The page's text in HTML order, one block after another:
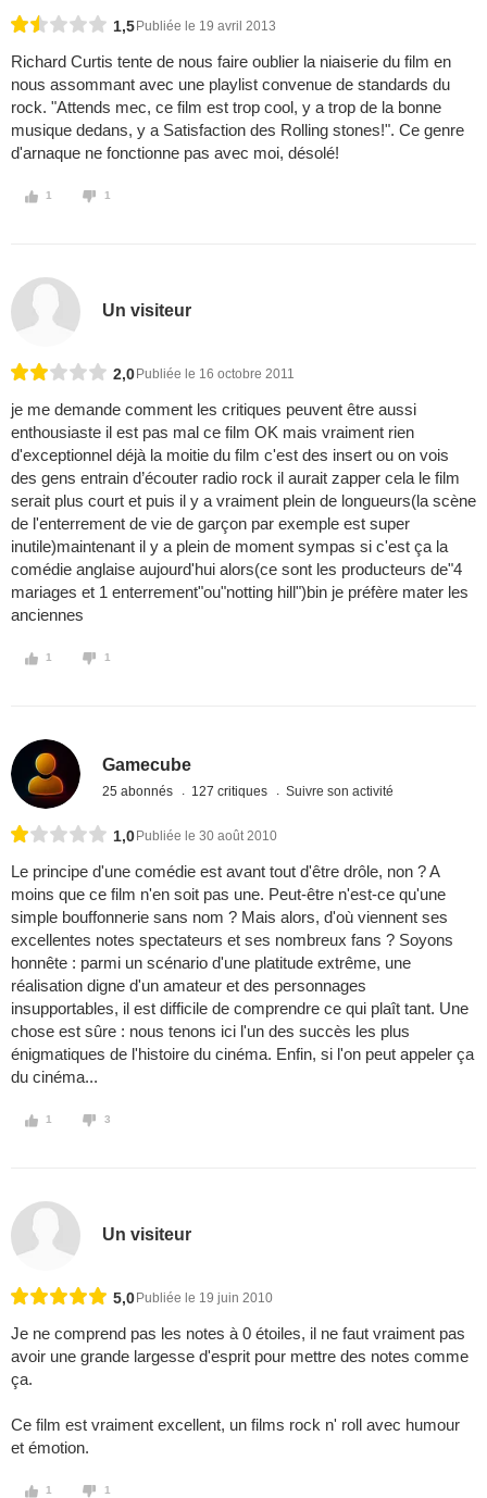
1,5 Publiée le 19 avril 2013
Richard Curtis tente de nous faire oublier la niaiserie du film en
nous assommant avec une playlist convenue de standards du
rock. "Attends mec, ce film est trop cool, y a trop de la bonne
musique dedans, y a Satisfaction des Rolling stones!". Ce genre
d'arnaque ne fonctionne pas avec moi, désolé!
1 1
Un visiteur
2,0 Publiée le 16 octobre 2011
je me demande comment les critiques peuvent être aussi
enthousiaste il est pas mal ce film OK mais vraiment rien
d'exceptionnel déjà la moitie du film c'est des insert ou on vois
des gens entrain d’écouter radio rock il aurait zapper cela le film
serait plus court et puis il y a vraiment plein de longueurs(la scène
de l'enterrement de vie de garçon par exemple est super
inutile)maintenant il y a plein de moment sympas si c'est ça la
comédie anglaise aujourd'hui alors(ce sont les producteurs de"4
mariages et 1 enterrement"ou"notting hill")bin je préfère mater les
anciennes
1 1
Gamecube
25 abonnés 127 critiques Suivre son activité
1,0 Publiée le 30 août 2010
Le principe d'une comédie est avant tout d'être drôle, non ? A
moins que ce film n'en soit pas une. Peut-être n'est-ce qu'une
simple bouffonnerie sans nom ? Mais alors, d'où viennent ses
excellentes notes spectateurs et ses nombreux fans ? Soyons
honnête : parmi un scénario d'une platitude extrême, une
réalisation digne d'un amateur et des personnages
insupportables, il est difficile de comprendre ce qui plaît tant. Une
chose est sûre : nous tenons ici l'un des succès les plus
énigmatiques de l'histoire du cinéma. Enfin, si l'on peut appeler ça
du cinéma...
1 3
Un visiteur
5,0 Publiée le 19 juin 2010
Je ne comprend pas les notes à 0 étoiles, il ne faut vraiment pas
avoir une grande largesse d'esprit pour mettre des notes comme
ça.
Ce film est vraiment excellent, un films rock n' roll avec humour
et émotion.
1 1